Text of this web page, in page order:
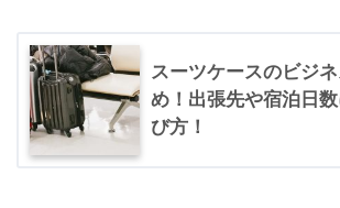
スーツケースのビジ
め！出張先や宿泊日
び方！